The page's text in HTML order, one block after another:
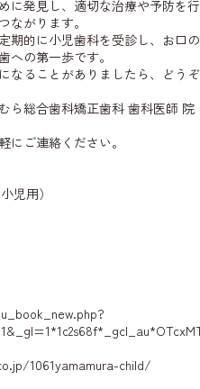
に発見し、適切な治療や予防を行
ながります。
期的に小児歯科を受診し、お口の
への第一歩です。
なることがありましたら、どうぞ
ら総合歯科矯正歯科 歯科医師 院
にご連絡ください。
児用）
1061yamamura-child/